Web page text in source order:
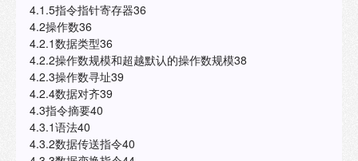
4.1.5指令指针寄存器36
4.2操作数36
4.2.1数据类型36
4.2.2操作数规模和超越默认的操作数规模38
4.2.3操作数寻址39
4.2.4数据对齐39
4.3指令摘要40
4.3.1语法40
4.3.2数据传送指令40